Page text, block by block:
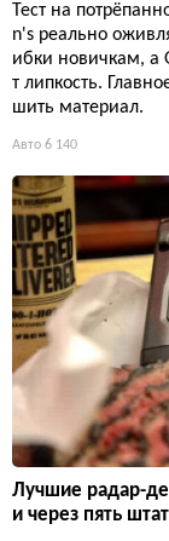
Тест на
n's реально
ибки новичкам, а
т липкость.
шить материал.
Авто 6 140
Лучшие радар-
и через пять